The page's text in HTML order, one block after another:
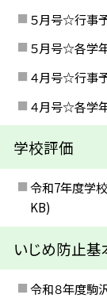
５月号☆行事
５月号☆各学
４月号☆行事
４月号☆各学
学校評価
令和7年度学
KB)
いじめ防止
令和８年度駒